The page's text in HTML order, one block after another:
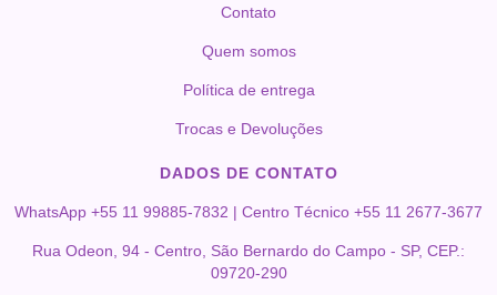
Contato
Quem somos
Política de entrega
Trocas e Devoluções
DADOS DE CONTATO
WhatsApp +55 11 99885-7832 | Centro Técnico +55 11 2677-3677
Rua Odeon, 94 - Centro, São Bernardo do Campo - SP, CEP.:
09720-290